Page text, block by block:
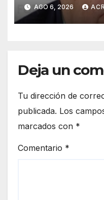
AGO 6, 2026
Deja un
Tu dirección de
publicada. Los
marcados con *
Comentario *